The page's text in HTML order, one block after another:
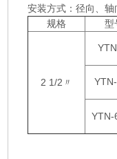
安装方式：径向、
规格
型
2 1/2〃
YTN-